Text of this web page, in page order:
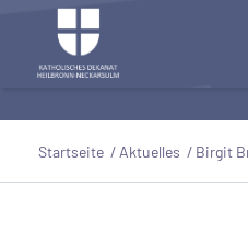
Startseite / Aktuelles / Birgit